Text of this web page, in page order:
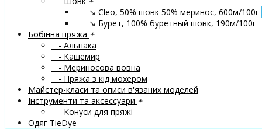
↘ Cleo, 50% шовк 50% меринос, 600м/100г
↘ Бурет, 100% буретный шовк, 190м/100г
Бобінна пряжа +
- Альпака
- Кашемир
- Мериносова вовна
- Пряжа з кід мохером
Майстер-класи та описи в'язаних моделей
Інструменти та аксессуари +
- Конуси для пряжі
Одяг TieDye